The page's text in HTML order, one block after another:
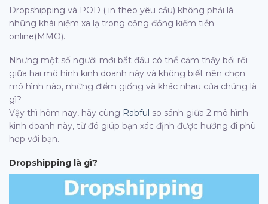
Dropshipping và POD ( in theo yêu cầu) không phải là
những khái niệm xa lạ trong cộng đồng kiếm tiền
online(MMO).
Nhưng một số người mới bắt đầu có thể cảm thấy bối rối
giữa hai mô hình kinh doanh này và không biết nên chọn
mô hình nào, những điểm giống và khác nhau của chúng là
gì?
Vậy thì hôm nay, hãy cùng Rabful so sánh giữa 2 mô hình
kinh doanh này, từ đó giúp bạn xác định được hướng đi phù
hợp với bạn.
Dropshipping là gì?